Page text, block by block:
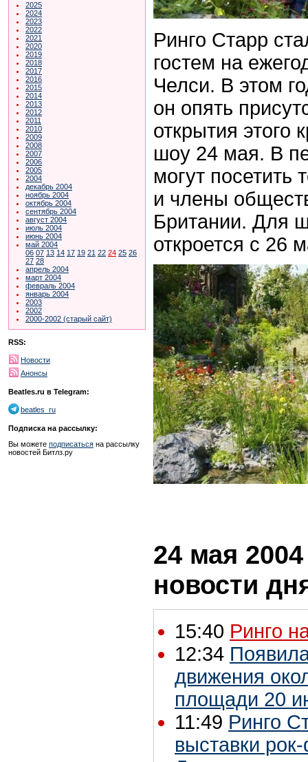
2025
2024
2023
2022
2021
2020
2019
2018
2017
2016
2015
2014
2013
2012
2011
2010
2009
2008
2007
2006
2005
2004
декабрь 2004
ноябрь 2004
октябрь 2004
сентябрь 2004
август 2004
июль 2004
июнь 2004
май 2004
06 07 13 14 17 19 21 22 24 25 26
27 28
апрель 2004
март 2004
февраль 2004
январь 2004
2003
2002
2000-2002 (старый сайт)
RSS:
Новости
Анонсы
Beatles.ru в Telegram:
beatles_ru
Подписка на рассылку:
Вы можете подписаться на рассылку
новостей Битлз.ру
Ринго Старр
гостем на
Челси. В этом
он опять
открытия этого
шоу 24 мая. В
могут посетить
и члены
Британии. Для
откроется с 26
24 мая
новости
15:40 Ринго
12:34
движения
площади 20
11:49 Ринго
выставки